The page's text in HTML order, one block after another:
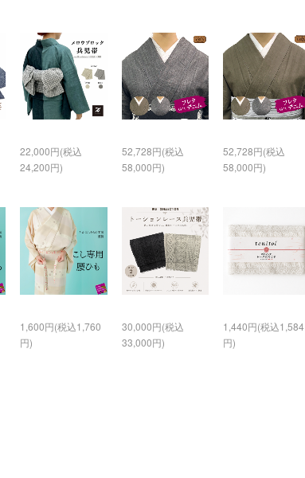
22,000円(税込
24,200円)
52,728円(税込
58,000円)
52,728円(税込
58,000円)
1,600円(税込1,760
円)
30,000円(税込
33,000円)
1,440円(税込1,584
円)